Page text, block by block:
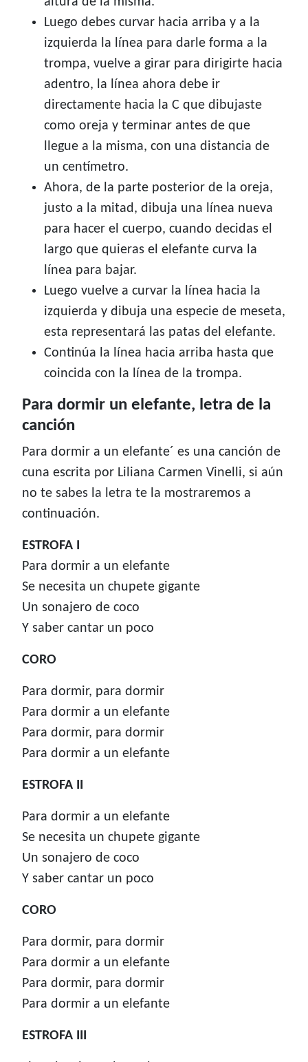
Luego debes curvar hacia arriba y a la
izquierda la línea para darle forma a la
trompa, vuelve a girar para dirigirte hacia
adentro, la línea ahora debe ir
directamente hacia la C que dibujaste
como oreja y terminar antes de que
llegue a la misma, con una distancia de
un centímetro.
Ahora, de la parte posterior de la oreja,
justo a la mitad, dibuja una línea nueva
para hacer el cuerpo, cuando decidas el
largo que quieras el elefante curva la
línea para bajar.
Luego vuelve a curvar la línea hacia la
izquierda y dibuja una especie de meseta,
esta representará las patas del elefante.
Continúa la línea hacia arriba hasta que
coincida con la línea de la trompa.
Para dormir un elefante, letra de la
canción
Para dormir a un elefante´ es una canción de
cuna escrita por Liliana Carmen Vinelli, si aún
no te sabes la letra te la mostraremos a
continuación.
ESTROFA I
Para dormir a un elefante
Se necesita un chupete gigante
Un sonajero de coco
Y saber cantar un poco
CORO
Para dormir, para dormir
Para dormir a un elefante
Para dormir, para dormir
Para dormir a un elefante
ESTROFA II
Para dormir a un elefante
Se necesita un chupete gigante
Un sonajero de coco
Y saber cantar un poco
CORO
Para dormir, para dormir
Para dormir a un elefante
Para dormir, para dormir
Para dormir a un elefante
ESTROFA III